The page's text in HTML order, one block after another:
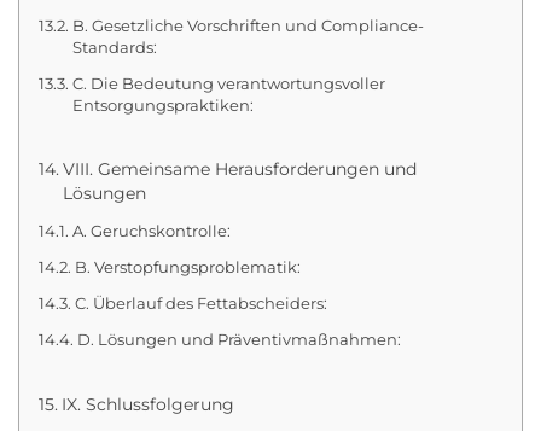
B. Gesetzliche Vorschriften und Compliance-
Standards:
C. Die Bedeutung verantwortungsvoller
Entsorgungspraktiken:
VIII. Gemeinsame Herausforderungen und
Lösungen
A. Geruchskontrolle:
B. Verstopfungsproblematik:
C. Überlauf des Fettabscheiders:
D. Lösungen und Präventivmaßnahmen:
IX. Schlussfolgerung